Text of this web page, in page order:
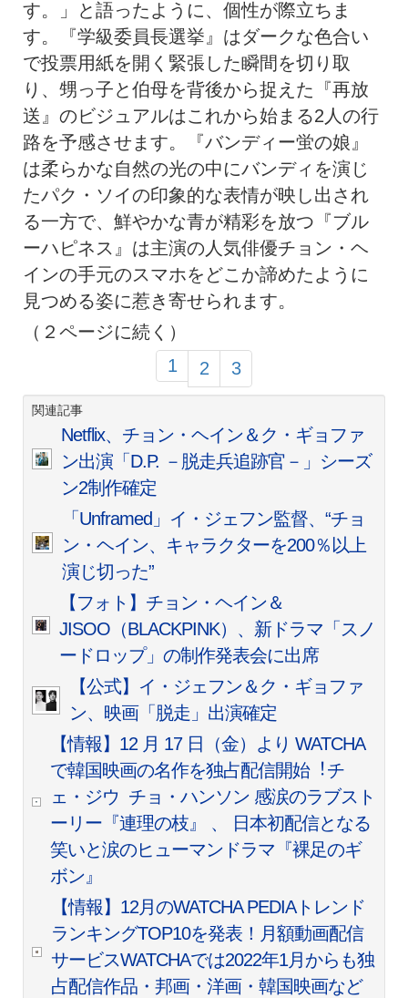
す。」と語ったように、個性が際立ちま
す。『学級委員長選挙』はダークな色合い
で投票用紙を開く緊張した瞬間を切り取
り、甥っ子と伯母を背後から捉えた『再放
送』のビジュアルはこれから始まる2人の行
路を予感させます。『バンディー蛍の娘』
は柔らかな自然の光の中にバンディを演じ
たパク・ソイの印象的な表情が映し出され
る一方で、鮮やかな青が精彩を放つ『ブル
ーハピネス』は主演の人気俳優チョン・ヘ
インの手元のスマホをどこか諦めたように
見つめる姿に惹き寄せられます。
（２ページに続く）
1
2 3
関連記事
Netflix、チョン・ヘイン＆ク・ギョファ
ン出演「D.P. －脱走兵追跡官－」シーズ
ン2制作確定
「Unframed」イ・ジェフン監督、“チョ
ン・ヘイン、キャラクターを200％以上
演じ切った”
【フォト】チョン・ヘイン＆
JISOO（BLACKPINK）、新ドラマ「スノ
ードロップ」の制作発表会に出席
【公式】イ・ジェフン＆ク・ギョファ
ン、映画「脱走」出演確定
【情報】12 ⽉ 17 ⽇（⾦）より WATCHA
で韓国映画の名作を独占配信開始︕チ
ェ・ジウ チョ・ハンソン 感涙のラブスト
ーリー『連理の枝』 、 ⽇本初配信となる
笑いと涙のヒューマンドラマ『裸⾜のギ
ボン』
【情報】12月のWATCHA PEDIAトレンド
ランキングTOP10を発表！月額動画配信
サービスWATCHAでは2022年1月からも独
占配信作品・邦画・洋画・韓国映画など